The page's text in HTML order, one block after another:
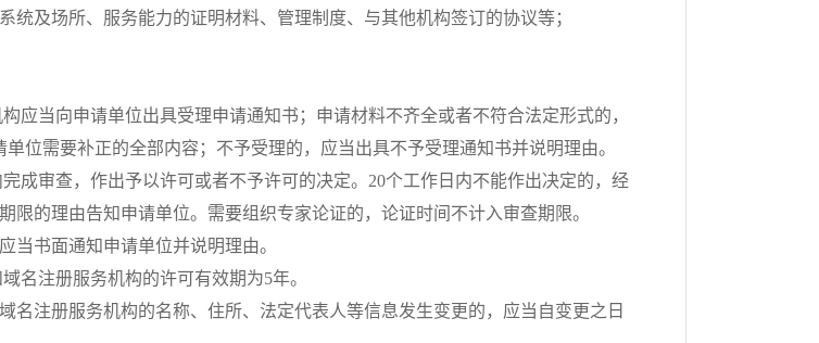
统及场所、服务能力的证明材料、管理制度、与其他机构签订的协议等；
应当向申请单位出具受理申请通知书；申请材料不齐全或者不符合法定形式的，
位需要补正的全部内容；不予受理的，应当出具不予受理通知书并说明理由。
成审查，作出予以许可或者不予许可的决定。20个工作日内不能作出决定的，经
限的理由告知申请单位。需要组织专家论证的，论证时间不计入审查期限。
当书面通知申请单位并说明理由。
名注册服务机构的许可有效期为5年。
名注册服务机构的名称、住所、法定代表人等信息发生变更的，应当自变更之日